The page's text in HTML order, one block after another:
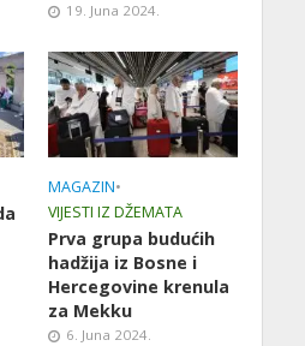
19. Juna 2024.
MAGAZIN•
VIJESTI IZ DŽEMATA
Prva grupa budućih
hadžija iz Bosne i
Hercegovine krenula
za Mekku
6. Juna 2024.